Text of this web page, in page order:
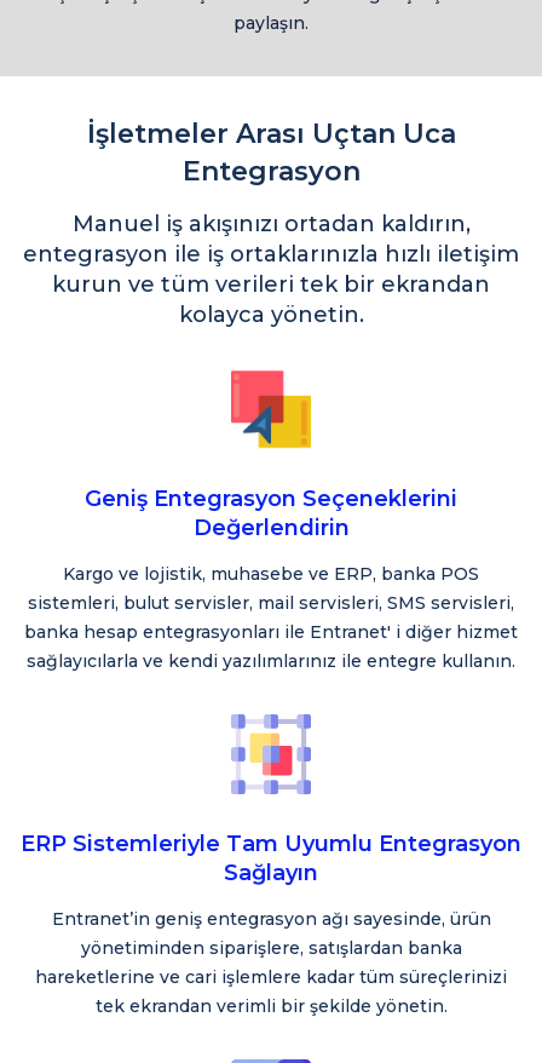
paylaşın.
İşletmeler Arası Uçtan Uca
Entegrasyon
Manuel iş akışınızı ortadan kaldırın,
entegrasyon ile iş ortaklarınızla hızlı iletişim
kurun ve tüm verileri tek bir ekrandan
kolayca yönetin.
Geniş Entegrasyon Seçeneklerini
Değerlendirin
Kargo ve lojistik, muhasebe ve ERP, banka POS
sistemleri, bulut servisler, mail servisleri, SMS servisleri,
banka hesap entegrasyonları ile Entranet' i diğer hizmet
sağlayıcılarla ve kendi yazılımlarınız ile entegre kullanın.
ERP Sistemleriyle Tam Uyumlu Entegrasyon
Sağlayın
Entranet’in geniş entegrasyon ağı sayesinde, ürün
yönetiminden siparişlere, satışlardan banka
hareketlerine ve cari işlemlere kadar tüm süreçlerinizi
tek ekrandan verimli bir şekilde yönetin.